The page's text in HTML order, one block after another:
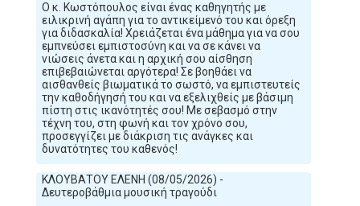
Ο κ. Κωστόπουλος είναι ένας καθηγητής με
ειλικρινή αγάπη για το αντικείμενό του και όρεξη
για διδασκαλία! Χρειάζεται ένα μάθημα για να σου
εμπνεύσει εμπιστοσύνη και να σε κάνει να
νιώσεις άνετα και η αρχική σου αίσθηση
επιβεβαιώνεται αργότερα! Σε βοηθάει να
αισθανθείς βιωματικά το σωστό, να εμπιστευτείς
την καθοδήγησή του και να εξελιχθείς με βάσιμη
πίστη στις ικανότητές σου! Με σεβασμό στην
τέχνη του, στη φωνή και τον χρόνο σου,
προσεγγίζει με διάκριση τις ανάγκες και
δυνατότητες του καθενός!
ΚΛΟΥΒΑΤΟΥ ΕΛΕΝΗ (08/05/2026) -
Δευτεροβάθμια μουσική τραγούδι